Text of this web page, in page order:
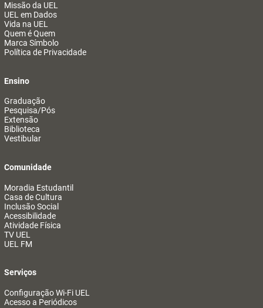
Missão da UEL
UEL em Dados
Vida na UEL
Quem é Quem
Marca Símbolo
Política de Privacidade
Ensino
Graduação
Pesquisa/Pós
Extensão
Biblioteca
Vestibular
Comunidade
Moradia Estudantil
Casa de Cultura
Inclusão Social
Acessibilidade
Atividade Física
TV UEL
UEL FM
Serviços
Configuração Wi-Fi UEL
Acesso a Periódicos